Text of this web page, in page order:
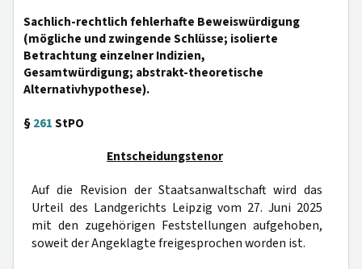
Sachlich-rechtlich fehlerhafte Beweiswürdigung
(mögliche und zwingende Schlüsse; isolierte
Betrachtung einzelner Indizien,
Gesamtwürdigung; abstrakt-theoretische
Alternativhypothese).
§261StPO
Entscheidungstenor
Auf die Revision der Staatsanwaltschaft wird das
Urteil des Landgerichts Leipzig vom 27. Juni 2025
mit den zugehörigen Feststellungen aufgehoben,
soweit der Angeklagte freigesprochen worden ist.